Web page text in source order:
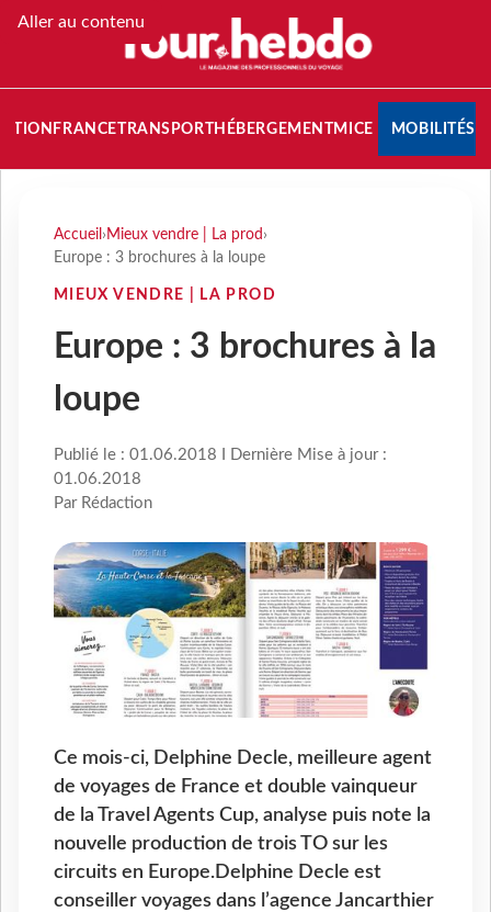
Aller au contenu
FRANCETRANSPORT HÉBERGEMENTMICE MOBILITÉS
Accueil › Mieux vendre | La prod ›
Europe : 3 brochures à la loupe
MIEUX VENDRE | LA PROD
Europe : 3 brochures à la
loupe
Publié le : 01.06.2018 I Dernière Mise à jour :
01.06.2018
Par Rédaction
Ce mois-ci, Delphine Decle, meilleure agent
de voyages de France et double vainqueur
de la Travel Agents Cup, analyse puis note la
nouvelle production de trois TO sur les
circuits en Europe.Delphine Decle est
conseiller voyages dans l’agence Jancarthier